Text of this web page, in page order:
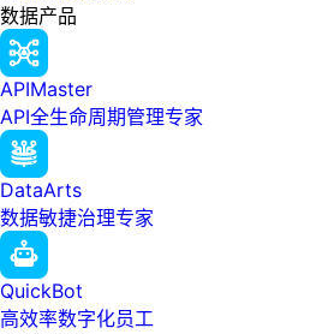
数据产品
APIMaster
API全生命周期管理专家
DataArts
数据敏捷治理专家
QuickBot
高效率数字化员工